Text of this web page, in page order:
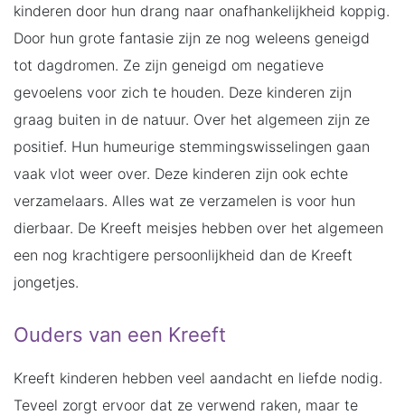
kinderen door hun drang naar onafhankelijkheid koppig.
Door hun grote fantasie zijn ze nog weleens geneigd
tot dagdromen. Ze zijn geneigd om negatieve
gevoelens voor zich te houden. Deze kinderen zijn
graag buiten in de natuur. Over het algemeen zijn ze
positief. Hun humeurige stemmingswisselingen gaan
vaak vlot weer over. Deze kinderen zijn ook echte
verzamelaars. Alles wat ze verzamelen is voor hun
dierbaar. De Kreeft meisjes hebben over het algemeen
een nog krachtigere persoonlijkheid dan de Kreeft
jongetjes.
Ouders van een Kreeft
Kreeft kinderen hebben veel aandacht en liefde nodig.
Teveel zorgt ervoor dat ze verwend raken, maar te